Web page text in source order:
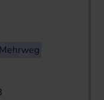
Mehrweg